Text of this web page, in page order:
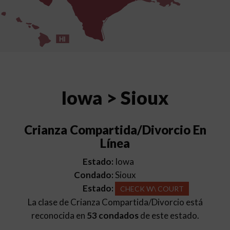
HI
Iowa > Sioux
Crianza Compartida/Divorcio En
Línea
Estado: Iowa
Condado: Sioux
Estado:
CHECK W\ COURT
La clase de Crianza Compartida/Divorcio está
reconocida en 53 condadosde este estado.